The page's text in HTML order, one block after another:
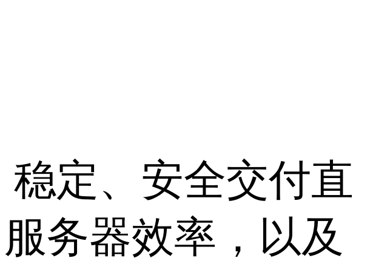
定、安全交付直
务器效率，以及